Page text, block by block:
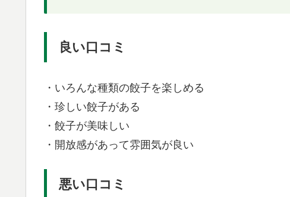
良い口コミ
・いろんな種類の餃子を楽しめる
・珍しい餃子がある
・餃子が美味しい
・開放感があって雰囲気が良い
悪い口コミ